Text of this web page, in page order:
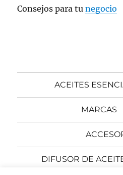
Consejos para tunegocio
ACEITES
MARCAS
DIFUSOR DE